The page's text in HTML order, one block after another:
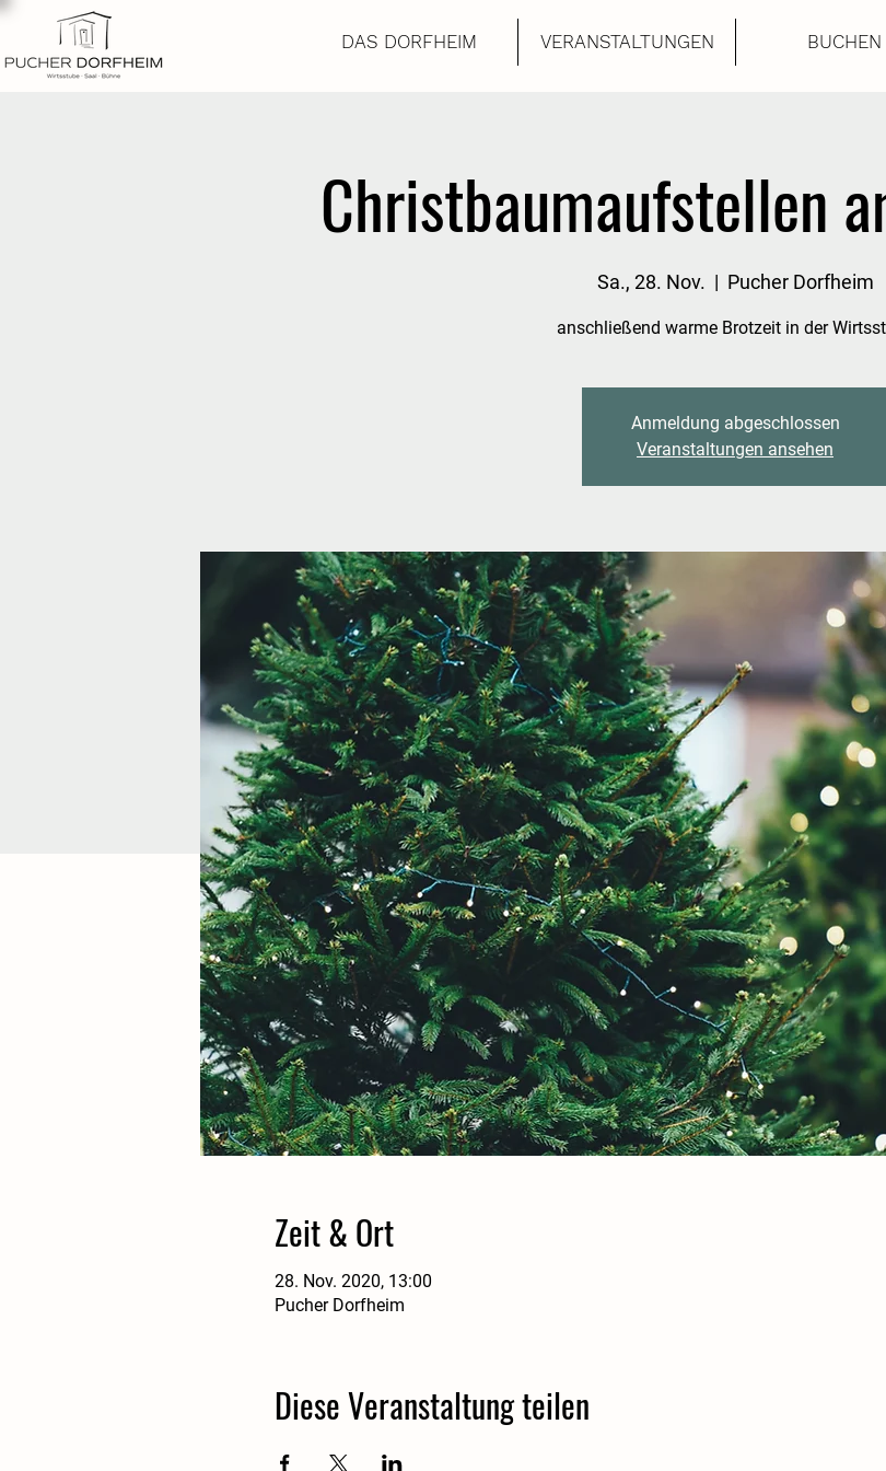
DAS DORFHEIM VERANSTALTUNGEN BUCHEN
Christbaumaufstellen
Sa., 28. Nov.
  |
Pucher Dorfheim
anschließend warme Brotzeit in der
Anmeldung abgeschlossen
Veranstaltungen ansehen
Zeit & Ort
28. Nov. 2020, 13:00
Pucher Dorfheim
Diese Veranstaltung teilen